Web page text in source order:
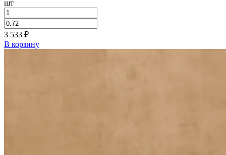
шт
3 533 ₽
В корзину